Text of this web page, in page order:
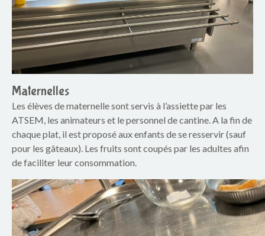
Maternelles
Les élèves de maternelle sont servis à l’assiette par les
ATSEM, les animateurs et le personnel de cantine. A la fin de
chaque plat, il est proposé aux enfants de se resservir (sauf
pour les gâteaux). Les fruits sont coupés par les adultes afin
de faciliter leur consommation.